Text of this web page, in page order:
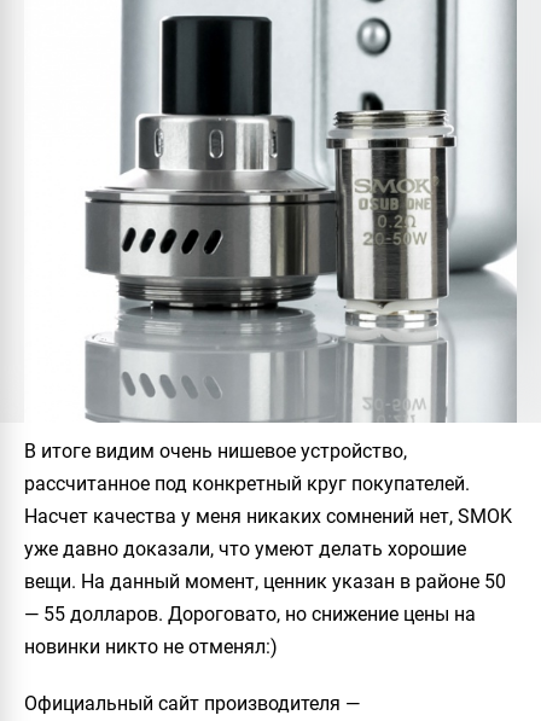
В итоге видим очень нишевое устройство,
рассчитанное под конкретный круг покупателей.
Насчет качества у меня никаких сомнений нет, SMOK
уже давно доказали, что умеют делать хорошие
вещи. На данный момент, ценник указан в районе 50
— 55 долларов. Дороговато, но снижение цены на
новинки никто не отменял:)
Официальный сайт производителя —